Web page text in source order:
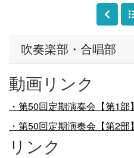
吹奏楽部・合唱部
動画リンク
・第50回定期演奏会【第1部】
・第50回定期演奏会【第2部】
リンク